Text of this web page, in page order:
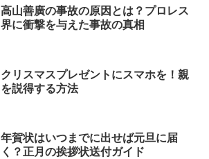
高山善廣の事故の原因とは？プロレス
界に衝撃を与えた事故の真相
クリスマスプレゼントにスマホを！親
を説得する方法
年賀状はいつまでに出せば元旦に届
く？正月の挨拶状送付ガイド